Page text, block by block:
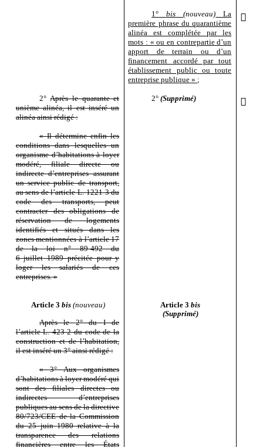
1° bis (nouveau) La
première phrase du quarantième
alinéa est complétée par les
mots : « ou en contrepartie d’un
apport de terrain ou d’un
financement accordé par tout
établissement public ou toute
entreprise publique » ;

2° Après le quarante et
unième alinéa, il est inséré un
alinéa ainsi rédigé :
2° (Supprimé) 
« Il détermine enfin les
conditions dans lesquelles un
organisme d’habitations à loyer
modéré, filiale directe ou
indirecte d’entreprises assurant
un service public de transport,
au sens de l’article L. 1221‑3 du
code des transports, peut
contracter des obligations de
réservation de logements
identifiés et situés dans les
zones mentionnées à l’article 17
de la loi
n° 89‑492 du
6 juillet 1989 précitée pour y
loger les salariés de ces
entreprises. »
Article 3 bis (nouveau) Article 3 bis
(Supprimé)
Après le
2° du
I de
l’article L. 423‑2 du code de la
construction et de l’habitation,
il est inséré un 3° ainsi rédigé :
« 3°
Aux organismes
d’habitations à loyer modéré qui
sont des filiales directes ou
indirectes d’entreprises
publiques au sens de la directive
80/723/CEE de la Commission
du 25 juin 1980 relative à la
transparence des relations
financières entre les États